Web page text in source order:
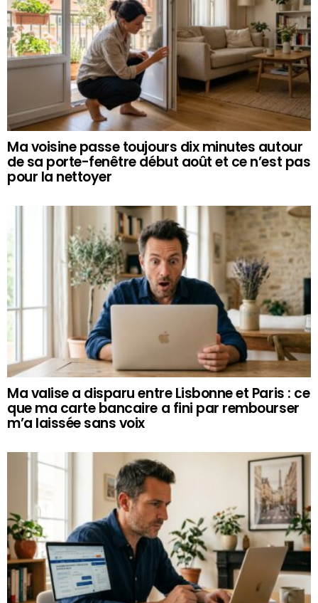
Ma voisine passe toujours dix minutes autour
de sa porte-fenêtre début août et ce n’est pas
pour la nettoyer
Ma valise a disparu entre Lisbonne et Paris : ce
que ma carte bancaire a fini par rembourser
m’a laissée sans voix